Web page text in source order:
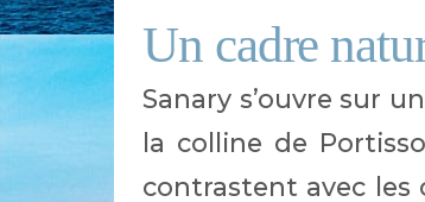
Un cadre
Sanary s’ouvre sur
la colline de
contrastent avec les